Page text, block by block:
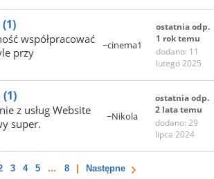
(1)
współpracować
przy
~cinema1
ostatnia odp.
1 rok temu
dodano: 11
lutego 2025
(1)
z usług Website
super.
~Nikola
ostatnia odp.
2 lata temu
dodano: 29
lipca 2024
3 4 5 ... 8 Następne